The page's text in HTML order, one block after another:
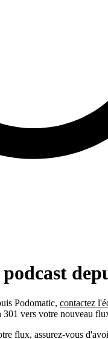
Podomatic, contactez
301 vers votre nouveau
flux, assurez-vous